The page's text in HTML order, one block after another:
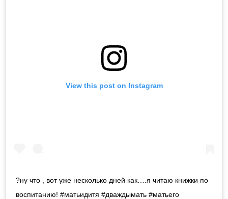
View this post on Instagram
?ну что , вот уже несколько дней как….я читаю книжки по
воспитанию! #матьидитя #дваждымать #матьего